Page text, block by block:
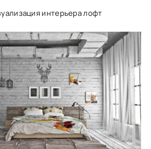
интерьера лофт